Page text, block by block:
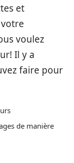
et
voulez
Il y a
faire pour
de manière